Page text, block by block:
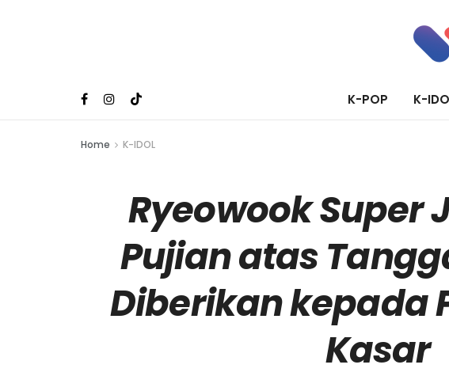
K-POP K-
Home K-IDOL
Ryeowook Super
Pujian atas
Diberikan kepada
Kasar